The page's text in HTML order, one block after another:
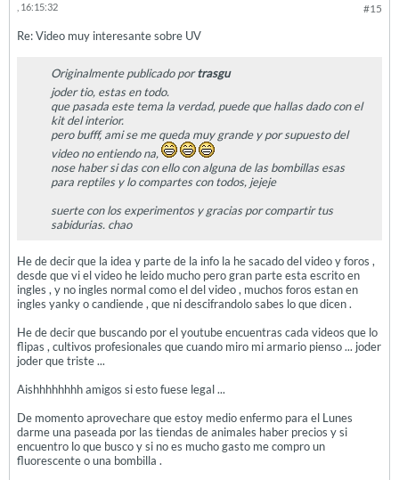
#15
, 16:15:32
Re: Video muy interesante sobre UV
Originalmente publicado portrasgu
joder tio, estas en todo.
que pasada este tema la verdad, puede que hallas dado con el
kit del interior.
pero bufff, ami se me queda muy grande y por supuesto del
video no entiendo na,
nose haber si das con ello con alguna de las bombillas esas
para reptiles y lo compartes con todos, jejeje
suerte con los experimentos y gracias por compartir tus
sabidurias. chao
He de decir que la idea y parte de la info la he sacado del video y foros ,
desde que vi el video he leido mucho pero gran parte esta escrito en
ingles , y no ingles normal como el del video , muchos foros estan en
ingles yanky o candiende , que ni descifrandolo sabes lo que dicen .
He de decir que buscando por el youtube encuentras cada videos que lo
flipas , cultivos profesionales que cuando miro mi armario pienso ... joder
joder que triste ...
Aishhhhhhhh amigos si esto fuese legal ...
De momento aprovechare que estoy medio enfermo para el Lunes
darme una paseada por las tiendas de animales haber precios y si
encuentro lo que busco y si no es mucho gasto me compro un
fluorescente o una bombilla .